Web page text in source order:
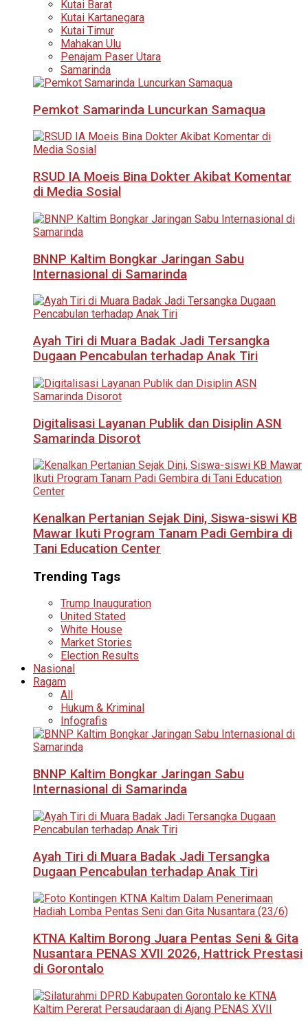
Kutai Barat
Kutai Kartanegara
Kutai Timur
Mahakan Ulu
Penajam Paser Utara
Samarinda
Pemkot Samarinda Luncurkan Samaqua
RSUD IA Moeis Bina Dokter Akibat Komentar
di Media Sosial
BNNP Kaltim Bongkar Jaringan Sabu
Internasional di Samarinda
Ayah Tiri di Muara Badak Jadi Tersangka
Dugaan Pencabulan terhadap Anak Tiri
Digitalisasi Layanan Publik dan Disiplin ASN
Samarinda Disorot
Kenalkan Pertanian Sejak Dini, Siswa-siswi KB
Mawar Ikuti Program Tanam Padi Gembira di
Tani Education Center
Trending Tags
Trump Inauguration
United Stated
White House
Market Stories
Election Results
Nasional
Ragam
All
Hukum & Kriminal
Infografis
BNNP Kaltim Bongkar Jaringan Sabu
Internasional di Samarinda
Ayah Tiri di Muara Badak Jadi Tersangka
Dugaan Pencabulan terhadap Anak Tiri
KTNA Kaltim Borong Juara Pentas Seni & Gita
Nusantara PENAS XVII 2026, Hattrick Prestasi
di Gorontalo